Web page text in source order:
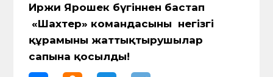
Иржи Ярошек бүгіннен бастап
«Шахтер» командасының негізгі
құрамының жаттықтырушылар
сапына қосылды!